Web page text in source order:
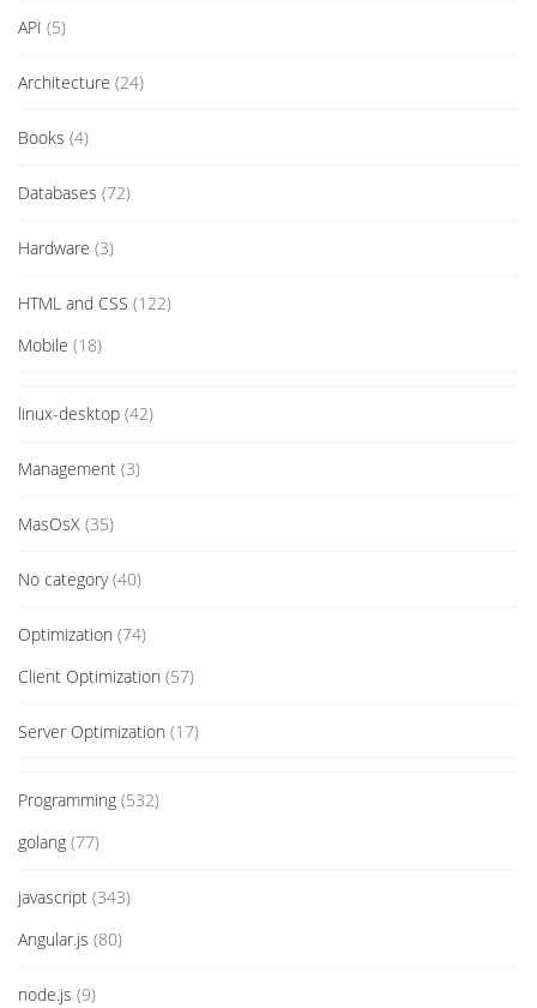
API (5)
Architecture (24)
Books (4)
Databases (72)
Hardware (3)
HTML and CSS (122)
Mobile (18)
linux-desktop (42)
Management (3)
MasOsX (35)
No category(40)
Optimization (74)
Client Optimization (57)
Server Optimization (17)
Programming (532)
golang (77)
javascript (343)
Angular.js (80)
node.js (9)